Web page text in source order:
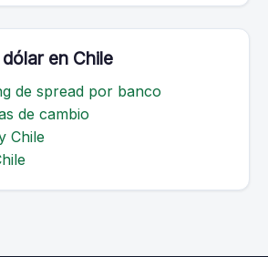
en Chile
de spread por banco
de cambio
Chile